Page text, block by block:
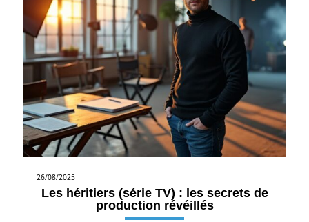
26/08/2025
Les héritiers (série TV) : les secrets de
production révéillés